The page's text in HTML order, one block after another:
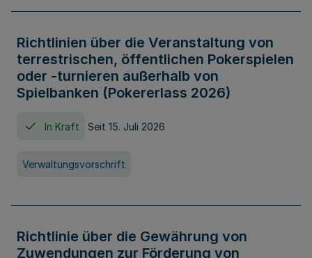
Richtlinien über die Veranstaltung von
terrestrischen, öffentlichen Pokerspielen
oder -turnieren außerhalb von
Spielbanken (Pokererlass 2026)
In Kraft Seit 15. Juli 2026
Verwaltungsvorschrift
Richtlinie über die Gewährung von
Zuwendungen zur Förderung von